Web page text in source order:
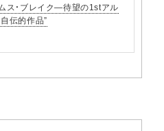
ス・ブレイク―待望の1stアル
伝的作品”